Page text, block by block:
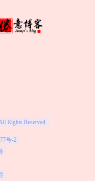
Rights Reserved.
号-2